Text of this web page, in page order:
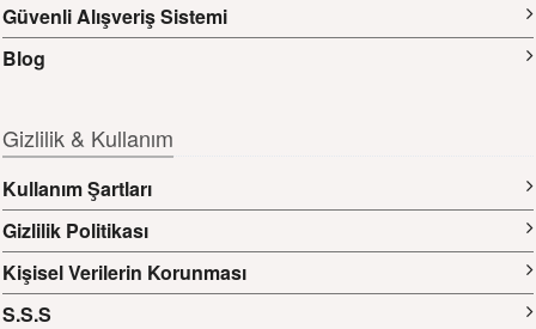
Güvenli Alışveriş Sistemi
Blog
Gizlilik & Kullanım
Kullanım Şartları
Gizlilik Politikası
Kişisel Verilerin Korunması
S.S.S